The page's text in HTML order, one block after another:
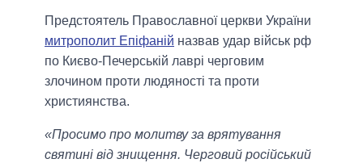
Предстоятель Православної церкви України
митрополит Епіфаній назвав удар військ рф
по Києво-Печерській лаврі черговим
злочином проти людяності та проти
християнства.
«Просимо про молитву за врятування
святині від знищення. Черговий російський